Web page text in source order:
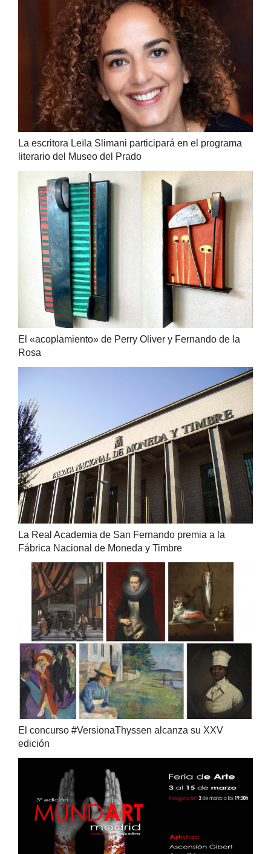
La escritora Leïla Slimani participará en el programa
literario del Museo del Prado
El «acoplamiento» de Perry Oliver y Fernando de la
Rosa
La Real Academia de San Fernando premia a la
Fábrica Nacional de Moneda y Timbre
El concurso #VersionaThyssen alcanza su XXV
edición